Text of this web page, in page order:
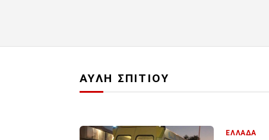
ΑΥΛΗ ΣΠΙΤΙΟΥ
ΕΛΛΑΔΑ